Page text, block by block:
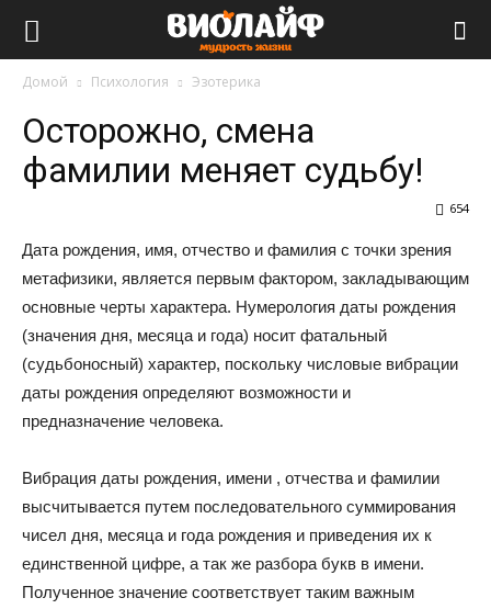
Домой Психология Эзотерика
Осторожно, смена
фамилии меняет судьбу!
654
Дата рождения, имя, отчество и фамилия с точки зрения
метафизики, является первым фактором, закладывающим
основные черты характера. Нумерология даты рождения
(значения дня, месяца и года) носит фатальный
(судьбоносный) характер, поскольку числовые вибрации
даты рождения определяют возможности и
предназначение человека.
Вибрация даты рождения, имени , отчества и фамилии
высчитывается путем последовательного суммирования
чисел дня, месяца и года рождения и приведения их к
единственной цифре, а так же разбора букв в имени.
Полученное значение соответствует таким важным